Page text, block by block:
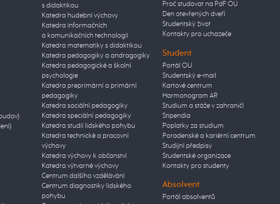
s didaktikou
Katedra hudební výchovy
Katedra informačních
a komunikačních technologií
Katedra matematiky s didaktikou
Katedra pedagogiky a andragogiky
Katedra pedagogické a školní
psychologie
Katedra preprimární a primární
pedagogiky
Katedra sociální pedagogiky
Katedra speciální pedagogiky
Katedra studií lidského pohybu
Katedra technické a pracovní
výchovy
Katedra výchovy k občanství
Katedra výtvarné výchovy
Centrum dalšího vzdělávání
Centrum diagnostiky lidského
pohybu
Proč studovat na PdF OU
Den otevřených dveří
Studentský život
Kontakty pro uchazeče
Student
Portál OU
Studentský e-mail
Kartové centrum
Harmonogram AR
Studium a stáže v zahraničí
Stipendia
Poplatky za studium
Poradenské a kariérní centrum
Studijní předpisy
Studentské organizace
Kontakty pro studenty
Absolvent
Portál absolventů